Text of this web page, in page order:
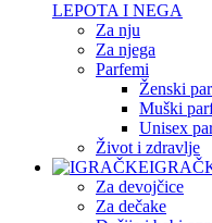
LEPOTA I NEGA
Za nju
Za njega
Parfemi
Ženski
Muški
Unisex
Život i zdravlje
Za devojčice
Za dečake